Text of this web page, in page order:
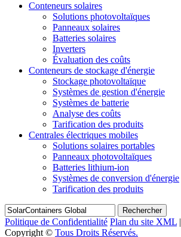
Conteneurs solaires
Solutions photovoltaïques
Panneaux solaires
Batteries solaires
Inverters
Évaluation des coûts
Conteneurs de stockage d'énergie
Stockage photovoltaïque
Systèmes de gestion d'énergie
Systèmes de batterie
Analyse des coûts
Tarification des produits
Centrales électriques mobiles
Solutions solaires portables
Panneaux photovoltaïques
Batteries lithium-ion
Systèmes de conversion d'énergie
Tarification des produits
Rechercher
Politique de Confidentialité Plan du site XML |
Copyright © Tous Droits Réservés.